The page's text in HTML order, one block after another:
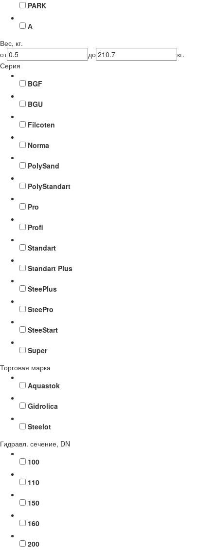
PARK
А
Вес, кг.
от
до
кг.
Серия
BGF
BGU
Filcoten
Norma
PolySand
PolyStandart
Pro
Profi
Standart
Standart Plus
SteePlus
SteePro
SteeStart
Super
Торговая марка
Aquastok
Gidrolica
Steelot
Гидравл. сечение, DN
100
110
150
160
200